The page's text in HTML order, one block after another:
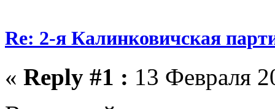
Re: 2-я Калинковичская
« Reply #1 : 13 Февраля